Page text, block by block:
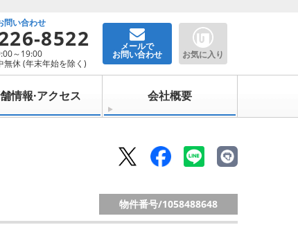
問い合わせ
8522
～19:00
無休 (年末年始を除く)
メールで
お問い合わせ お気に入り
情報·アクセス 会社概要
物件番号/1058488648